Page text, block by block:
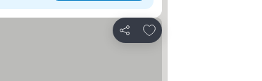
Jaa
Lisää suosikkeihin